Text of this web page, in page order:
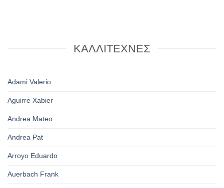
ΚΑΛΛΙΤΕΧΝΕΣ
Adami Valerio
Aguirre Xabier
Andrea Mateo
Andrea Pat
Arroyo Eduardo
Auerbach Frank